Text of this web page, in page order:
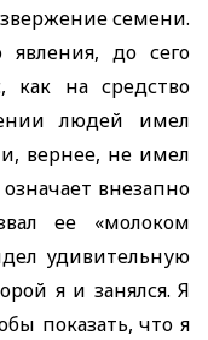
семени.
явления, до сего
как на средство
людей имел
вернее, не имел
внезапно
ее «молоком
удивительную
я и занялся. Я
показать, что я